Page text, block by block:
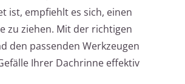
ist, empfiehlt es sich, einen
zu ziehen. Mit der richtigen
den passenden Werkzeugen
Ihrer Dachrinne effektiv